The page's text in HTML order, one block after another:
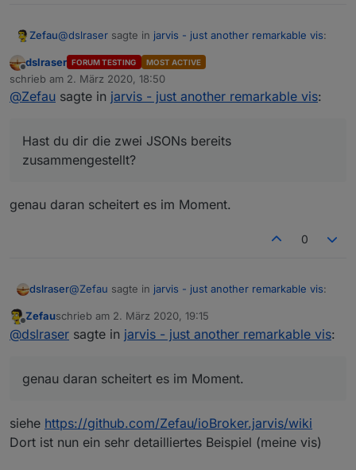
Screenshots
Beispiel: Dashboard (3columns
Zefau@dslraser sagte in jarvis - just another remarkable vis:
trotz Deiner umfangreichen Doku bekomme ich den
"ersten Start" bzw. kein Beispiel hin, da ich noch
nicht verstehe wie ich das umsetzen muss......
Hast du dir die zwei JSONs bereits zusammengestellt?
Offline
dslraser FORUM TESTING MOST ACTIVE
schrieb am 2. März 2020, 18:50
zuletzt editiert von
@Zefau sagte in jarvis - just another remarkable vis:
Hast du dir die zwei JSONs bereits
zusammengestellt?
genau daran scheitert es im Moment.
0
dslraser@Zefau sagte in jarvis - just another remarkable vis:
Hast du dir die zwei JSONs bereits
Offline
Zefauschrieb am 2. März 2020, 19:15
zuletzt editiert von
@dslraser sagte in jarvis - just another remarkable vis:
genau daran scheitert es im Moment.
siehe https://github.com/Zefau/ioBroker.jarvis/wiki
Dort ist nun ein sehr detailliertes Beispiel (meine vis)